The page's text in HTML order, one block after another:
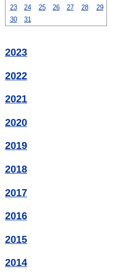
23
24 25 26 27 28
29
30
31
2023
2022
2021
2020
2019
2018
2017
2016
2015
2014